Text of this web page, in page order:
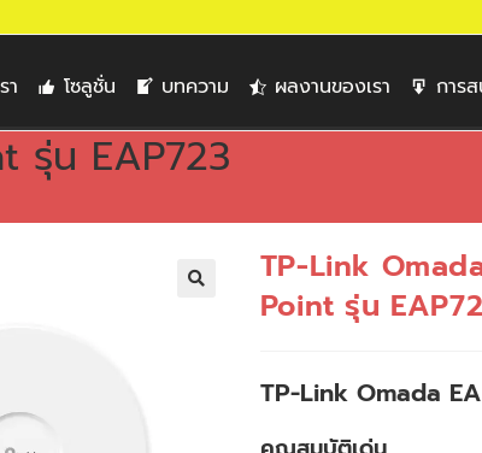
า โซลูชั่น บทความ ผลงานของเรา การ
รุ่น EAP723
TP-Link
Point รุ่น
TP-Link Omada